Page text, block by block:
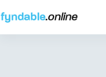
naar
de